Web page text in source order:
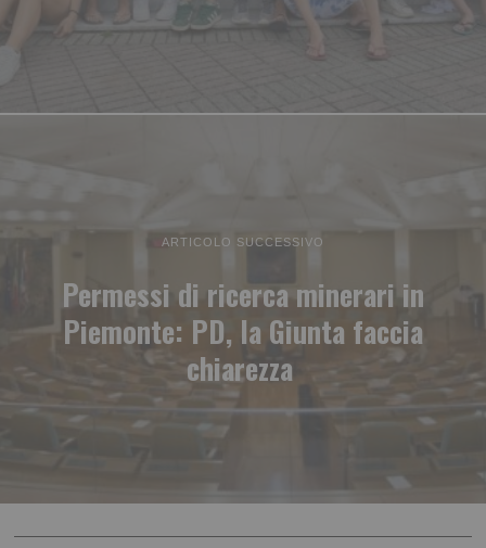
ARTICOLO SUCCESSIVO
Permessi di ricerca minerari in
Piemonte: PD, la Giunta faccia
chiarezza